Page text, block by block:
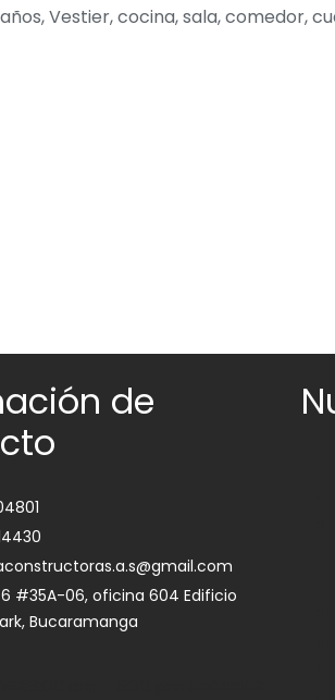
Vestier, cocina, sala, comedor,
de
#35A-06, oficina 604 Edificio
Bucaramanga